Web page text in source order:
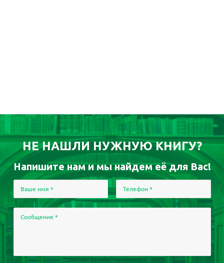
НЕ НАШЛИ НУЖНУЮ КНИГУ?
Напишите нам и мы найдем её для Вас!
Ваше имя * Телефон *
Сообщение *